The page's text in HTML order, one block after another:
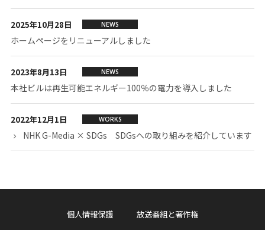
LIVETEXT（会場字幕）
イベントの企画制作・配信
官公庁・企業の動画制作
スポーツ事業
通訳・翻訳サービス
通訳・翻訳者養成講座
採用情報
採用要件
キャリア採用(Gメディア退職者)
2025年10月28日 NEWS
ホームページをリニューアルしました
2023年8月13日 NEWS
本社ビルは再生可能エネルギー100％の電力を導入しました
2022年12月1日 WORKS
NHK G-Media × SDGs SDGsへの取り組みを紹介しています
個人情報保護
放送番組と著作権